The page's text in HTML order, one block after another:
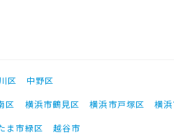
区
中野区
区 横浜市鶴見区 横浜市戸塚区
横
ま市緑区
越谷市